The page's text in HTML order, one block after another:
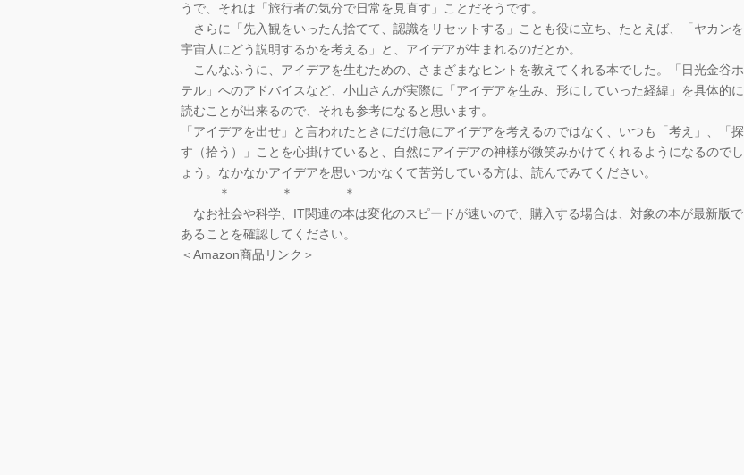
うで、それは「旅行者の気分で日常を見直す」ことだそうです。
さらに「先入観をいったん捨てて、認識をリセットする」ことも役に立ち、たとえば、「ヤカンを
宇宙人にどう説明するかを考える」と、アイデアが生まれるのだとか。
こんなふうに、アイデアを生むための、さまざまなヒントを教えてくれる本でした。「日光金谷ホ
テル」へのアドバイスなど、小山さんが実際に「アイデアを生み、形にしていった経緯」を具体的に
読むことが出来るので、それも参考になると思います。
「アイデアを出せ」と言われたときにだけ急にアイデアを考えるのではなく、いつも「考え」、「探
す（拾う）」ことを心掛けていると、自然にアイデアの神様が微笑みかけてくれるようになるのでし
ょう。なかなかアイデアを思いつかなくて苦労している方は、読んでみてください。
＊ ＊ ＊
なお社会や科学、IT関連の本は変化のスピードが速いので、購入する場合は、対象の本が最新版で
あることを確認してください。
＜Amazon商品リンク＞